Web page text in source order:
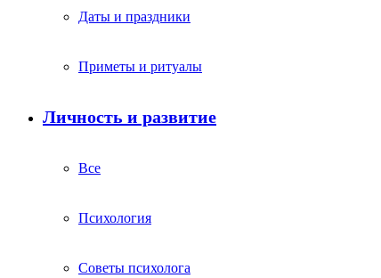
Даты и праздники
Приметы и ритуалы
Личность и развитие
Все
Психология
Советы психолога